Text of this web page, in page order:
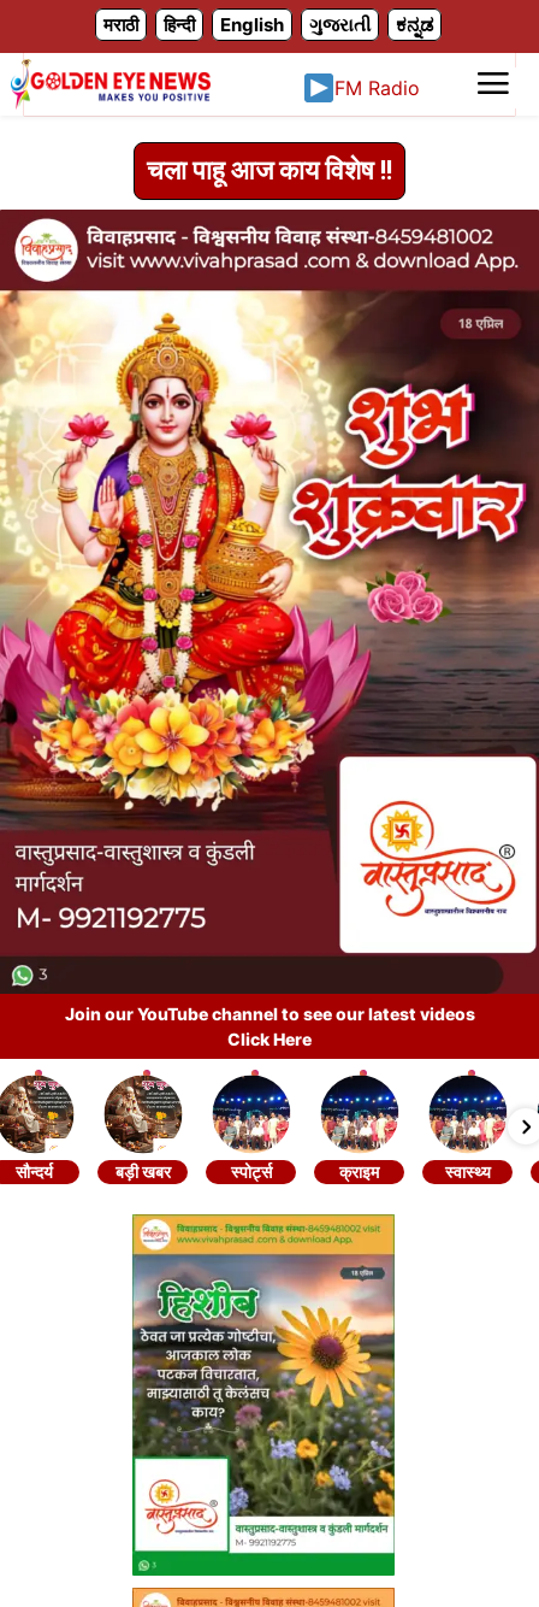
मराठी हिन्दी English ગુજરાતી ಕನ್ನಡ
FM Radio
चला पाहू आज काय विशेष !!
Join our YouTube channel to see our latest videos
Click Here
सौन्दर्य बड़ी खबर स्पोर्ट्स क्राइम स्वास्थ्य